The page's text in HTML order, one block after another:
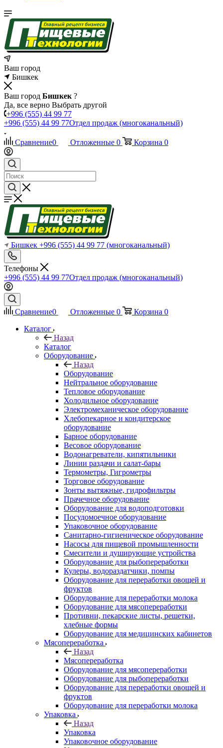
Ваш город
Бишкек
Ваш город Бишкек ?
Да, все верно Выбрать другой
+996 (555) 44 99 77
+996 (555) 44 99 77Отдел продаж (многоканальный)
Сравнение0 Отложенные 0 Корзина 0
Бишкек +996 (555) 44 99 77 (многоканальный)
Телефоны
+996 (555) 44 99 77Отдел продаж (многоканальный)
Сравнение0 Отложенные 0 Корзина 0
Каталог
Назад
Каталог
Оборудование
Назад
Оборудование
Нейтральное оборудование
Тепловое оборудование
Холодильное оборудование
Электромеханическое оборудование
Хлебопекарное и кондитерское
оборудование
Барное оборудование
Весовое оборудование
Водонагреватели, кипятильники
Линии раздачи и салат-бары
Термометры, Гигрометры
Торговое оборудование
Зонты вытяжные, гидрофильтры
Прачечное оборудование
Оборудование для водоподготовки
Посудомоечное оборудование
Упаковочное оборудование
Санитарно-гигиеническое оборудование
Насосы для пищевой промышленности
Смесители и душирующие устройства
Оборудование для рыбопереработки
Кулеры, водораздатчики, помпы
Оборудование для переработки овощей и
фруктов
Оборудование для переработки молока
Оборудование для мясопереработки
Противни, пекарские листы, решетки,
хлебные формы
Оборудование для медицинских кабинетов
Мясопереработка
Назад
Мясопереработка
Оборудование для мясопереработки
Оборудование для рыбопереработки
Оборудование для переработки овощей и
фруктов
Оборудование для переработки молока
Упаковка
Назад
Упаковка
Упаковочное оборудование